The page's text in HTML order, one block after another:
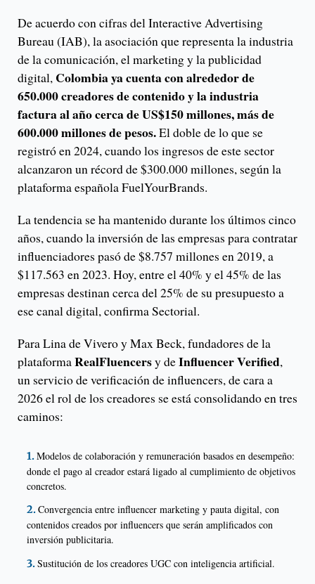
De acuerdo con cifras del Interactive Advertising
Bureau (IAB), la asociación que representa la industria
de la comunicación, el marketing y la publicidad
digital, Colombia ya cuenta con alrededor de
650.000 creadores de contenido y la industria
factura al año cerca de US$150 millones, más de
600.000 millones de pesos.El doble de lo que se
registró en 2024, cuando los ingresos de este sector
alcanzaron un récord de $300.000 millones, según la
plataforma española FuelYourBrands.
La tendencia se ha mantenido durante los últimos cinco
años, cuando la inversión de las empresas para contratar
influenciadores pasó de $8.757 millones en 2019, a
$117.563 en 2023. Hoy, entre el 40% y el 45% de las
empresas destinan cerca del 25% de su presupuesto a
ese canal digital, confirma Sectorial.
Para Lina de Vivero y Max Beck, fundadores de la
plataformaRealFluencersy deInfluencer Verified,
un servicio de verificación de influencers, de cara a
2026 el rol de los creadores se está consolidando en tres
caminos:
Modelos de colaboración y remuneración basados en desempeño:
donde el pago al creador estará ligado al cumplimiento de objetivos
concretos.
Convergencia entre influencer marketing y pauta digital, con
contenidos creados por influencers que serán amplificados con
inversión publicitaria.
Sustitución de los creadores UGC con inteligencia artificial.